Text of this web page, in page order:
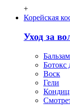
+
Корейская
Уход за
Ботокс
Воск
Гели